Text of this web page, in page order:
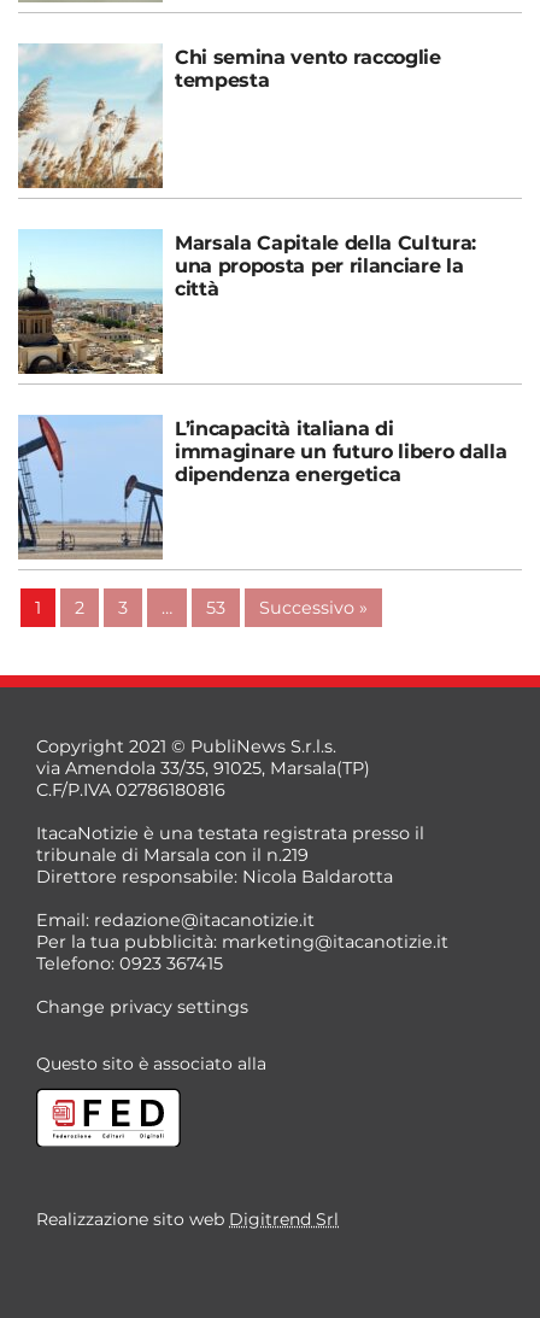
Chi semina vento raccoglie
tempesta
Marsala Capitale della Cultura:
una proposta per rilanciare la
città
L’incapacità italiana di
immaginare un futuro libero dalla
dipendenza energetica
1 2 3 … 53 Successivo »
Copyright 2021 © PubliNews S.r.l.s.
via Amendola 33/35, 91025, Marsala(TP)
C.F/P.IVA 02786180816
ItacaNotizie è una testata registrata presso il
tribunale di Marsala con il n.219
Direttore responsabile: Nicola Baldarotta
Email: redazione@itacanotizie.it
Per la tua pubblicità: marketing@itacanotizie.it
Telefono: 0923 367415
Change privacy settings
Questo sito è associato alla
Realizzazione sito web Digitrend Srl